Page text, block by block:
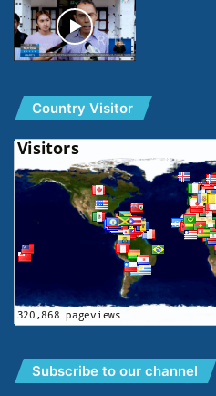
Country Visitor
Subscribe to our channel